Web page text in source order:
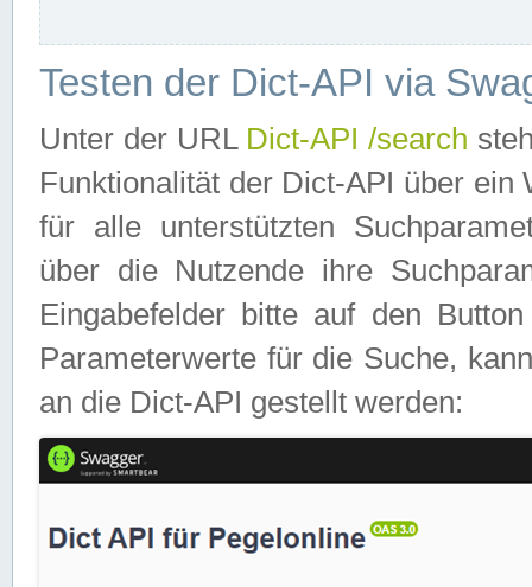
Testen der Dict-API via
Unter der URL Dict-API /search
Funktionalität der Dict-API über
für alle unterstützten
über die Nutzende ihre
Eingabefelder bitte auf den
Parameterwerte für die Suche,
an die Dict-API gestellt werden: